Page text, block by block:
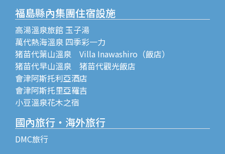
福島縣內集團住宿設施
高湯溫泉旅館 玉子湯
萬代熱海溫泉 四季彩一力
猪苗代葉山溫泉 Villa Inawashiro（飯店）
猪苗代早山溫泉 猪苗代觀光飯店
會津阿斯托利亞酒店
會津阿斯托里亞羅吉
小豆溫泉花木之宿
國內旅行・海外旅行
DMC旅行